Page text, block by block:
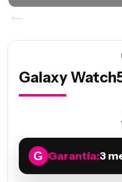
Galaxy
Garantía:3